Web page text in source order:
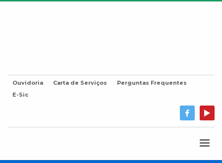
Ouvidoria Carta de Serviços
Perguntas Frequentes
E-Sic